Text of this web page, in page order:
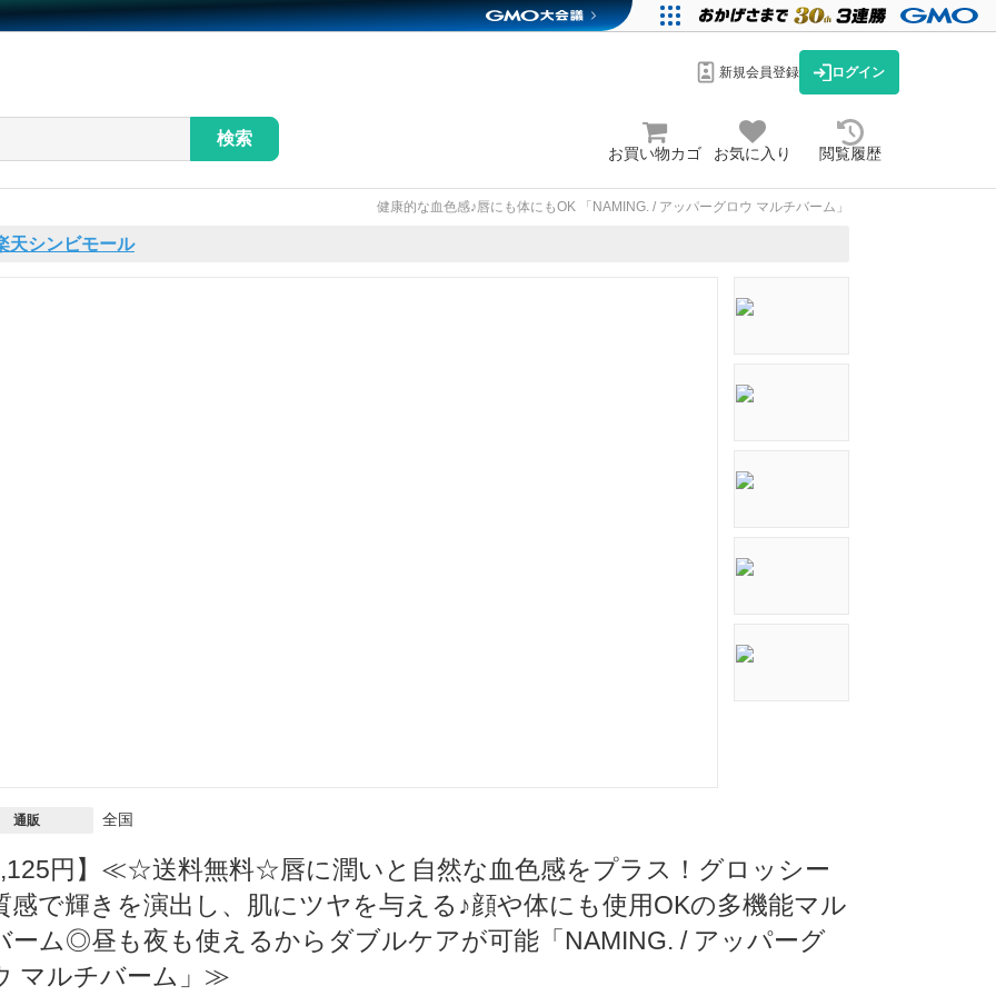
新規会員登録 ログイン
検索
お買い物カゴ お気に入り 閲覧履歴
健康的な血色感♪唇にも体にもOK 「NAMING. / アッパーグロウ マルチバーム」
天シンビモール
通販 全国
円】≪☆送料無料☆唇に潤いと自然な血色感をプラス！グロッシー
感で輝きを演出し、肌にツヤを与える♪顔や体にも使用OKの多機能マル
ーム◎昼も夜も使えるからダブルケアが可能「NAMING. / アッパーグ
マルチバーム」≫